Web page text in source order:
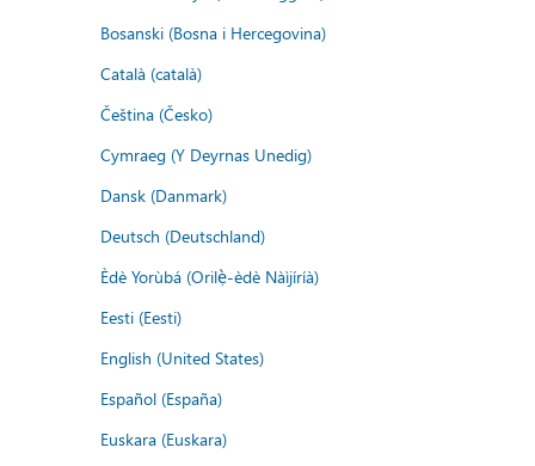
Bosanski (Bosna i Hercegovina)
Català (català)
Čeština (Česko)
Cymraeg (Y Deyrnas Unedig)
Dansk (Danmark)
Deutsch (Deutschland)
Èdè Yorùbá (Orilẹ̀-èdè Nàìjíríà)
Eesti (Eesti)
English (United States)
Español (España)
Euskara (Euskara)